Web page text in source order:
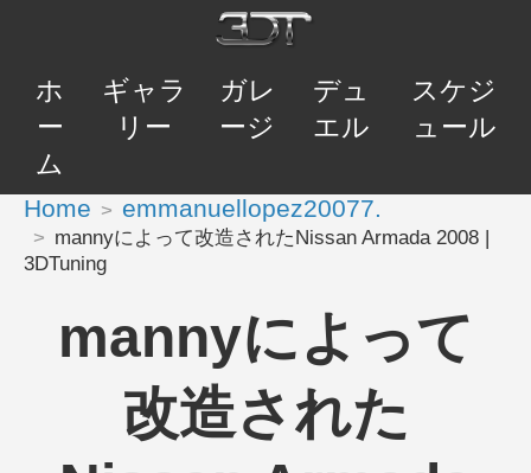
ホ
ー
ム
ギャラ
リー
ガレ
ージ
デュ
エル
スケジ
ュール
Home emmanuellopez20077.
mannyによって改造されたNissan Armada 2008 |
3DTuning
mannyによって
改造された